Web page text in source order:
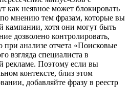
как неявное может блокировать
мнению тем фразам, которые вы
кампании, хотя они могут быть
дозволено контролировать,
при анализе отчета «Поисковые
взгляда специалиста в
рекламе. Поэтому если вы
контексте, близ этом
добавляйте фразу в реестр